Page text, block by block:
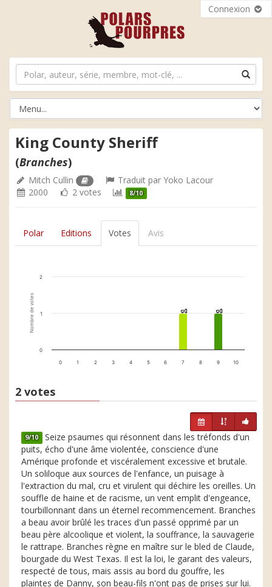
Connexion
King County Sheriff
(Branches)
Mitch Cullin Traduit parYoko Lacour
2000
2 votes 8/10
Polar Editions Votes Avis
Nombre de votes 1
1 1
1
0 1 2 3 4 5 6 7 8 9 10
0
1
2
2 votes
9/10 Seize psaumes qui résonnent dans les tréfonds d'un
puits, écho d'une âme violentée, conscience d'une
Amérique profonde et viscéralement excessive et brutale.
Un soliloque aux sources de l'enfance, un puisage à
l'extraction du mal, cru et virulent qui déchire les oreilles. Un
souffle de haine et de racisme, un vent emplit d'engeance,
tourbillonnant dans un éternel recommencement. Branches
a beau avoir brûlé les traces d'un passé opprimé par un
beau père alcoolique et violent, la souffrance, la sauvagerie
le rattrape. Branches règne en maître sur le bled de Claude,
bourgade du West Texas. Il est la loi, le garant des valeurs,
respecté de tous, mais assis au bord du gouffre, les
plaintes de Danny, son beau-fils n'ont pas de prises sur lui.